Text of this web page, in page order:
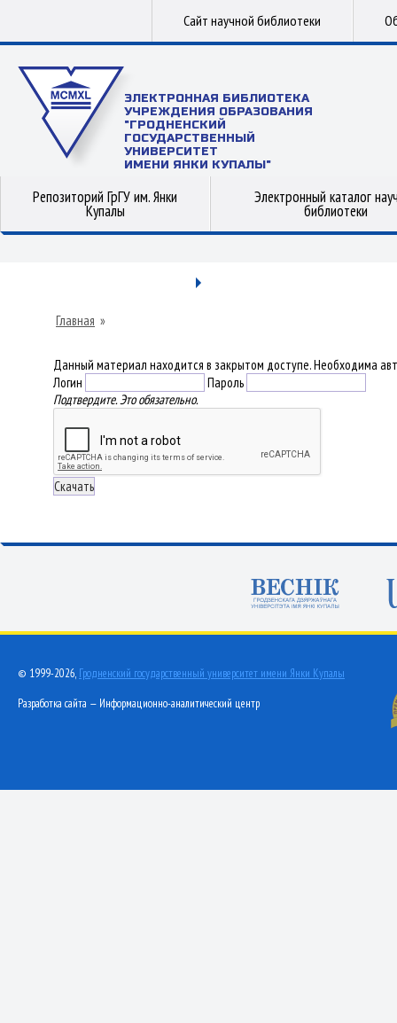
Сайт научной библиотеки
ЭЛЕКТРОННАЯ БИБЛИОТЕКА
УЧРЕЖДЕНИЯ ОБРАЗОВАНИЯ
"ГРОДНЕНСКИЙ
ГОСУДАРСТВЕННЫЙ
УНИВЕРСИТЕТ
ИМЕНИ ЯНКИ КУПАЛЫ"
Репозиторий ГрГУ им. Янки
Купалы
Электронный каталог
библиотеки
Главная »
Данный материал находится в закрытом доступе. Необходима
Логин
Пароль
Подтвердите. Это обязательно.
© 1999-2026, Гродненский государственный университет имени Янки Купалы
Разработка сайта — Информационно-аналитический центр